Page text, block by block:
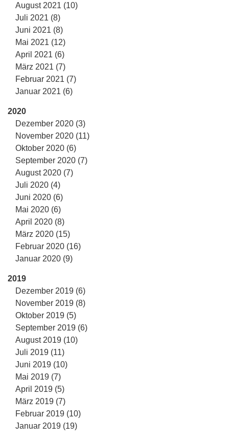
August 2021 (10)
Juli 2021 (8)
Juni 2021 (8)
Mai 2021 (12)
April 2021 (6)
März 2021 (7)
Februar 2021 (7)
Januar 2021 (6)
2020
Dezember 2020 (3)
November 2020 (11)
Oktober 2020 (6)
September 2020 (7)
August 2020 (7)
Juli 2020 (4)
Juni 2020 (6)
Mai 2020 (6)
April 2020 (8)
März 2020 (15)
Februar 2020 (16)
Januar 2020 (9)
2019
Dezember 2019 (6)
November 2019 (8)
Oktober 2019 (5)
September 2019 (6)
August 2019 (10)
Juli 2019 (11)
Juni 2019 (10)
Mai 2019 (7)
April 2019 (5)
März 2019 (7)
Februar 2019 (10)
Januar 2019 (19)